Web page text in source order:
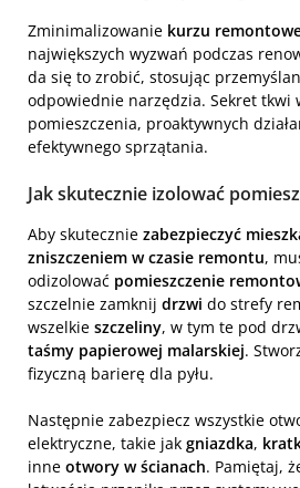
Zminimalizowanie kurzu
największych wyzwań podczas
da się to zrobić, stosując
odpowiednie narzędzia. Sekret tkwi
pomieszczenia, proaktywnych
efektywnego sprzątania.
Jak skutecznie izolować
Aby skutecznie zabezpieczyć
zniszczeniem w czasie remontu,
odizolować pomieszczenie
szczelnie zamknij drzwi do strefy
wszelkie szczeliny, w tym te pod
taśmy papierowej malarskiej.
fizyczną barierę dla pyłu.
Następnie zabezpiecz wszystkie
elektryczne, takie jak gniazdka,
inne otwory w ścianach. Pamiętaj,